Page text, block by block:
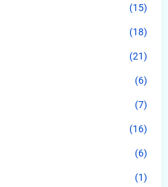
(15)
(18)
(21)
(6)
(7)
(16)
(6)
(1)